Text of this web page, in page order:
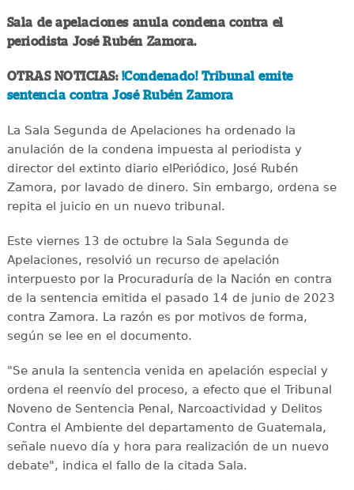
Sala de apelaciones anula condena contra el
periodista José Rubén Zamora.
OTRAS NOTICIAS: !Condenado! Tribunal emite
sentencia contra José Rubén Zamora
La Sala Segunda de Apelaciones ha ordenado la
anulación de la condena impuesta al periodista y
director del extinto diario elPeriódico, José Rubén
Zamora, por lavado de dinero. Sin embargo, ordena se
repita el juicio en un nuevo tribunal.
Este viernes 13 de octubre la Sala Segunda de
Apelaciones, resolvió un recurso de apelación
interpuesto por la Procuraduría de la Nación en contra
de la sentencia emitida el pasado 14 de junio de 2023
contra Zamora. La razón es por motivos de forma,
según se lee en el documento.
"Se anula la sentencia venida en apelación especial y
ordena el reenvío del proceso, a efecto que el Tribunal
Noveno de Sentencia Penal, Narcoactividad y Delitos
Contra el Ambiente del departamento de Guatemala,
señale nuevo día y hora para realización de un nuevo
debate", indica el fallo de la citada Sala.